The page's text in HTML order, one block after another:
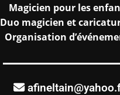
Magicien pour les
Duo magicien et
Organisation